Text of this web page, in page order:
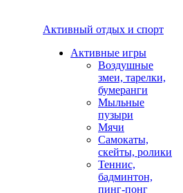
Активный отдых и спорт
Активные игры
Воздушные
змеи, тарелки,
бумеранги
Мыльные
пузыри
Мячи
Самокаты,
скейты, ролики
Теннис,
бадминтон,
пинг-понг